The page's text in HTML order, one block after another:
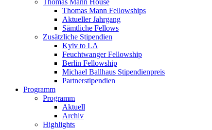
Thomas Mann House
Thomas Mann Fellowships
Aktueller Jahrgang
Sämtliche Fellows
Zusätzliche Stipendien
Kyiv to LA
Feuchtwanger Fellowship
Berlin Fellowship
Michael Ballhaus Stipendienpreis
Partnerstipendien
Programm
Programm
Aktuell
Archiv
Highlights